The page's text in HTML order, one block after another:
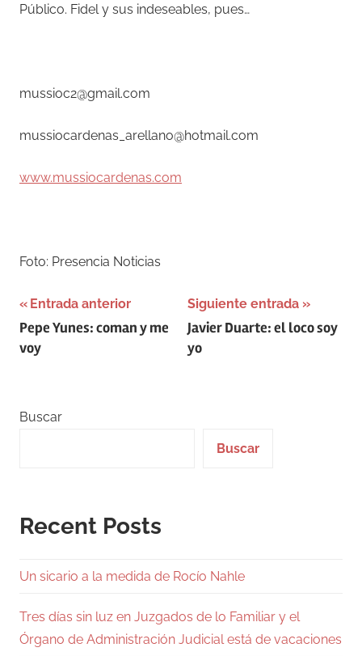
Público. Fidel y sus indeseables, pues…
mussioc2@gmail.com
mussiocardenas_arellano@hotmail.com
www.mussiocardenas.com
Foto: Presencia Noticias
Navegación
de
Entrada anterior
Pepe Yunes: coman y me
voy
Siguiente entrada
Javier Duarte: el loco soy
yo
Buscar
Buscar
Recent Posts
Un sicario a la medida de Rocío Nahle
Tres días sin luz en Juzgados de lo Familiar y el
Órgano de Administración Judicial está de vacaciones